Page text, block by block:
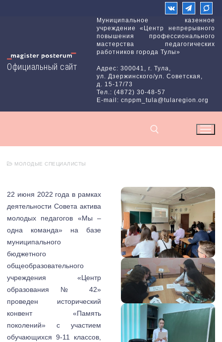
Официальный сайт
Муниципальное казенное
учреждение «Центр непрерывного
повышения профессионального
мастерства педагогических
работников города Тулы»
Адрес: 300041, г. Тула,
ул. Дзержинского/ул. Советская,
д. 15-17/73
Тел.: (4872) 30-48-57
E-mail: cnppm_tula@tularegion.org
МОЛОДЫЕ СПЕЦИАЛИСТЫ
22 июня 2022 года в рамках
деятельности Совета актива
молодых педагогов «Мы –
одна команда» на базе
муниципального
бюджетного
общеобразовательного
учреждения «Центр
образования № 42»
проведен исторический
конвент «Память
поколений» с участием
обучающихся 9-11 классов,